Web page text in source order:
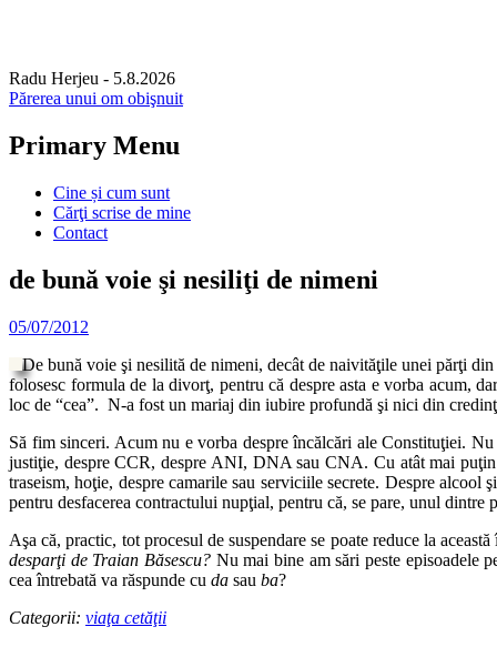
Radu Herjeu - 5.8.2026
Părerea unui om obişnuit
Primary Menu
Skip
content
Cine și cum sunt
Cărţi scrise de mine
Contact
de bună voie şi nesiliţi de nimeni
05/07/2012
De bună voie şi nesilită de nimeni, decât de naivităţile unei părţi
folosesc formula de la divorţ, pentru că despre asta e vorba acum,
loc de “cea”. N-a fost un mariaj din iubire profundă şi nici din
Să fim sinceri. Acum nu e vorba despre încălcări ale Constituţiei.
justiţie, despre CCR, despre ANI, DNA sau CNA. Cu atât mai puţin
traseism, hoţie, despre camarile sau serviciile secrete. Despre
pentru desfacerea contractului nupţial, pentru că, se pare, unul dintre
Aşa că, practic, tot procesul de suspendare se poate reduce la această
desparţi de Traian Băsescu? Nu mai bine am sări peste episoadele
cea întrebată va răspunde cu da sau ba?
Categorii: viaţa cetăţii